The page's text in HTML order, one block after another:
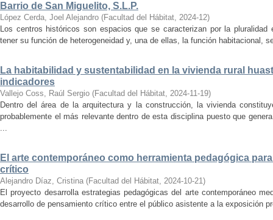
Barrio de San Miguelito, S.L.P.
López Cerda, Joel Alejandro (Facultad del Hábitat, 2024-12)
Los centros históricos son espacios que se caracterizan por la
tener su función de heterogeneidad y, una de ellas, la función habitacional,
La habitabilidad y sustentabilidad en la vivienda rural
indicadores
Vallejo Coss, Raúl Sergio (Facultad del Hábitat, 2024-11-19)
Dentro del área de la arquitectura y la construcción, la vivienda
probablemente el más relevante dentro de esta disciplina puesto que
...
El arte contemporáneo como herramienta pedagógica
crítico
Alejandro Díaz, Cristina (Facultad del Hábitat, 2024-10-21)
El proyecto desarrolla estrategias pedagógicas del arte contemporáneo
desarrollo de pensamiento crítico entre el público asistente a la exposición